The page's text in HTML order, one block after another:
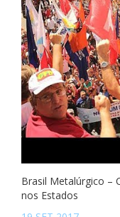
Brasil Metalúrgico –
nos Estados